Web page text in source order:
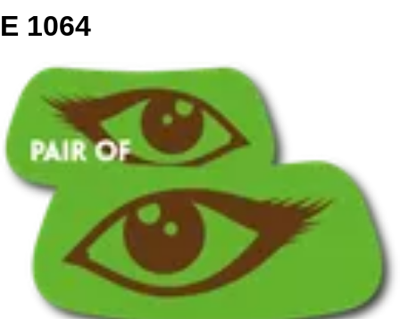
E 1064